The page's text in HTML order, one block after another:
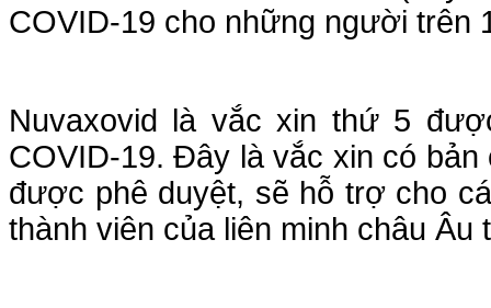
COVID-19 cho những người trên
Nuvaxovid là vắc xin thứ 5
COVID-19. Đây là vắc xin có
được phê duyệt, sẽ hỗ trợ cho
thành viên của liên minh châu